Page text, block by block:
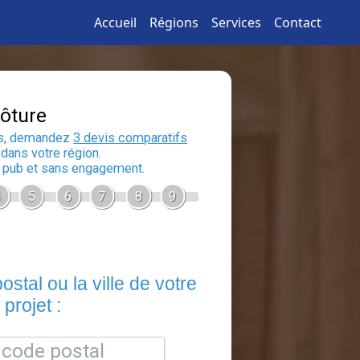
Accueil Régions Services Contact
Devis Clôture
En 5 minutes, demandez
auxartisans
dans votre région.
Gratuit, sans pub et sans engagement.
le code postal ou la ville de